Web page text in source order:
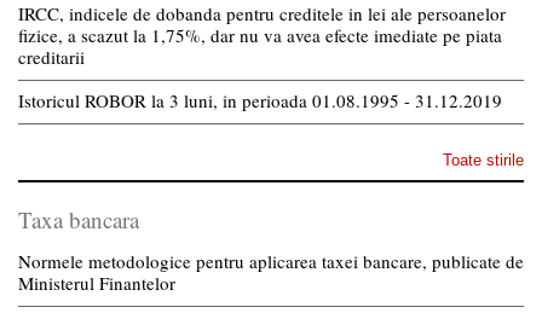
IRCC, indicele de dobanda pentru creditele in lei ale persoanelor
fizice, a scazut la 1,75%, dar nu va avea efecte imediate pe piata
creditarii
Istoricul ROBOR la 3 luni, in perioada 01.08.1995 - 31.12.2019
Toate stirile
Taxa bancara
Normele metodologice pentru aplicarea taxei bancare, publicate de
Ministerul Finantelor